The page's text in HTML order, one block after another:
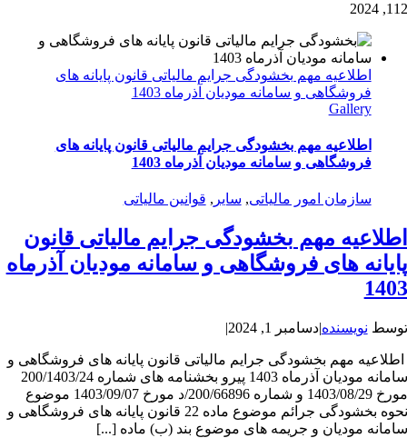
1 12, 2024
اطلاعیه مهم بخشودگی جرایم مالیاتی قانون پایانه های
فروشگاهی و سامانه مودیان آذرماه 1403
Gallery
اطلاعیه مهم بخشودگی جرایم مالیاتی قانون پایانه های
فروشگاهی و سامانه مودیان آذرماه 1403
سازمان امور مالیاتی, سایر , قوانین مالیاتی
اطلاعیه مهم بخشودگی جرایم مالیاتی قانون
پایانه های فروشگاهی و سامانه مودیان آذرماه
1403
توسط نویسنده|دسامبر 1, 2024 |
اطلاعیه مهم بخشودگی جرایم مالیاتی قانون پایانه های فروشگاهی و
سامانه مودیان آذرماه 1403 پیرو بخشنامه های شماره 200/1403/24
مورخ 1403/08/29 و شماره 200/66896/د مورخ 1403/09/07 موضوع
نحوه بخشودگی جرائم موضوع ماده 22 قانون پایانه های فروشگاهی و
سامانه مودیان و جریمه های موضوع بند (ب) ماده [...]